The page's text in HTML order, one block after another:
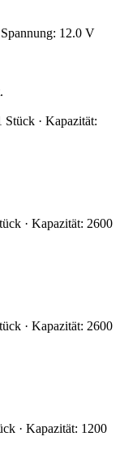
12.0 V
· Kapazität:
· Kapazität: 2600
· Kapazität: 2600
· Kapazität: 1200